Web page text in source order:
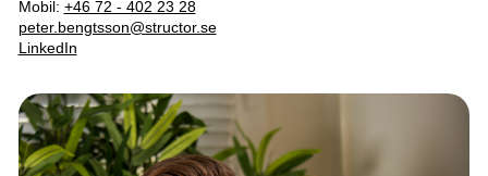
Mobil: +46 72 - 402 23 28
peter.bengtsson@structor.se
LinkedIn